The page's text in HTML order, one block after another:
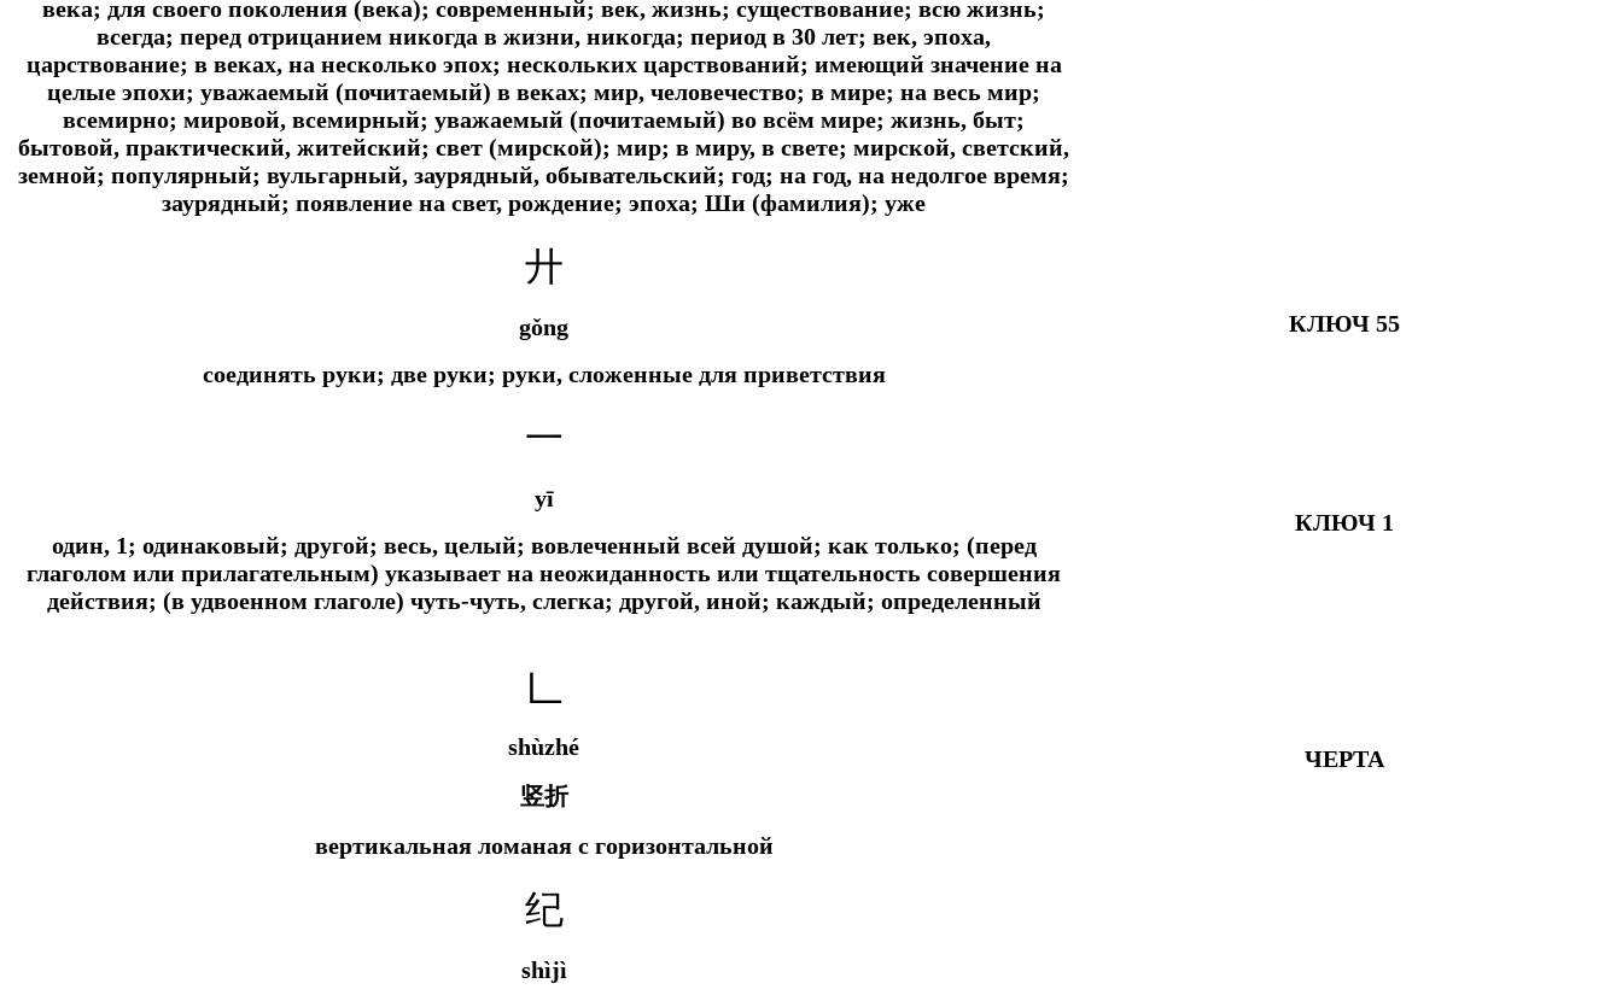
века; для своего поколения (века); современный; век, жизнь; существование; всю жизнь;
всегда; перед отрицанием никогда в жизни, никогда; период в 30 лет; век, эпоха,
царствование; в веках, на несколько эпох; нескольких царствований; имеющий значение на
целые эпохи; уважаемый (почитаемый) в веках; мир, человечество; в мире; на весь мир;
всемирно; мировой, всемирный; уважаемый (почитаемый) во всём мире; жизнь, быт;
бытовой, практический, житейский; свет (мирской); мир; в миру, в свете; мирской, светский,
земной; популярный; вульгарный, заурядный, обывательский; год; на год, на недолгое время;
заурядный; появление на свет, рождение; эпоха; Ши (фамилия); уже
廾
gǒng
соединять руки; две руки; руки, сложенные для приветствия
КЛЮЧ 55
一
yī
один, 1; одинаковый; другой; весь, целый; вовлеченный всей душой; как только; (перед
глаголом или прилагательным) указывает на неожиданность или тщательность совершения
действия; (в удвоенном глаголе) чуть-чуть, слегка; другой, иной; каждый; определенный
КЛЮЧ 1
𠃊
shùzhé
竖折
вертикальная ломаная с горизонтальной
ЧЕРТА
纪
shìjì